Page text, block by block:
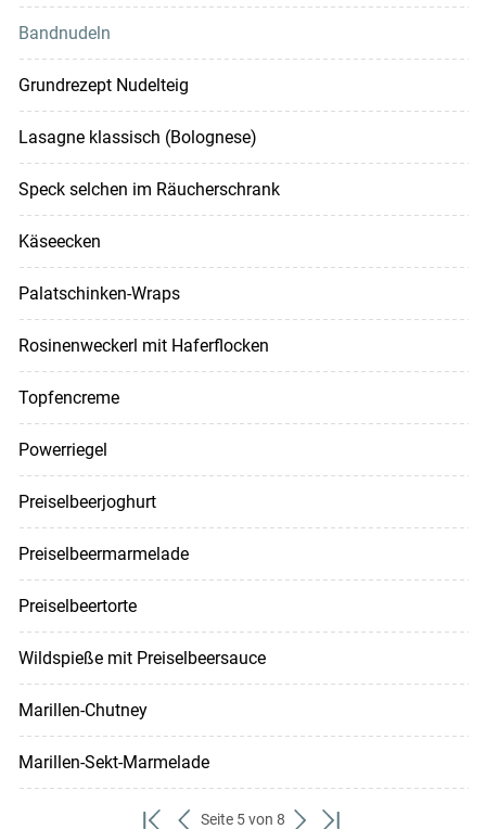
Bandnudeln
Grundrezept Nudelteig
Lasagne klassisch (Bolognese)
Speck selchen im Räucherschrank
Käseecken
Palatschinken-Wraps
Rosinenweckerl mit Haferflocken
Topfencreme
Powerriegel
Preiselbeerjoghurt
Preiselbeermarmelade
Preiselbeertorte
Wildspieße mit Preiselbeersauce
Marillen-Chutney
Marillen-Sekt-Marmelade
Seite 5 von 8